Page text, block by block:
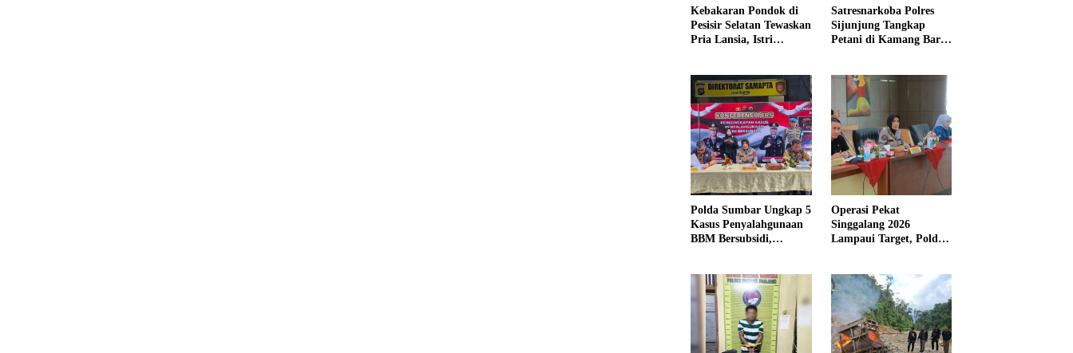
Kebakaran Pondok di
Pesisir Selatan Tewaskan
Pria Lansia, Istri
Satresnarkoba Polres
Sijunjung Tangkap
Petani di Kamang Baru,
Polda Sumbar Ungkap 5
Kasus Penyalahgunaan
BBM Bersubsidi,
Bio Solar
Operasi Pekat
Singgalang 2026
Lampaui Target, Polda
Kriminal